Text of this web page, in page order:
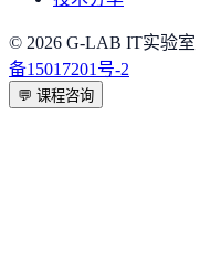
© 2026 G-LAB IT实验室
备15017201号-2
💬 课程咨询